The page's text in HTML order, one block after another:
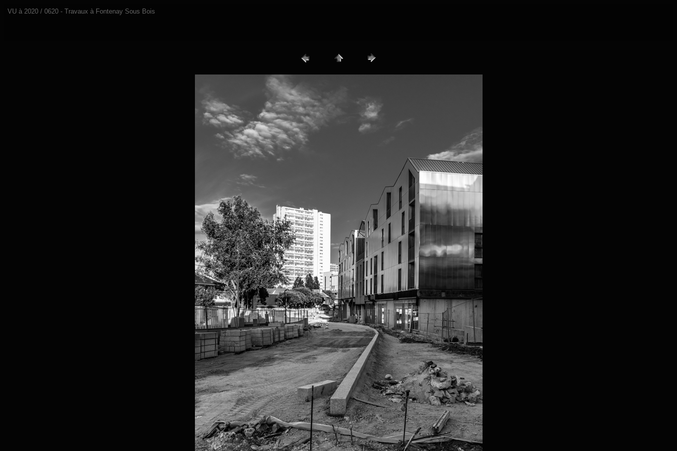
VU à 2020 / 0620 - Travaux à Fontenay Sous Bois